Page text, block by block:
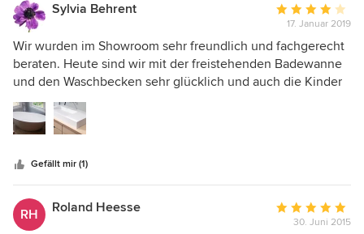
Sylvia Behrent
Bewertung:
4
von
5
17. Januar 2019
Wir wurden im Showroom sehr freundlich und fachgerecht
beraten. Heute sind wir mit der freistehenden Badewanne
und den Waschbecken sehr glücklich und auch die Kinder
lieben die große Badewanne. Badeloft Badewannen kann
ich nur empfehlen.
Gefällt mir (1)
RH Roland Heesse
Bewertung:
30. Juni 2015